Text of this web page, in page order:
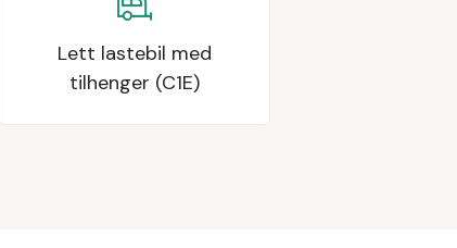
Lett lastebil med
tilhenger (C1E)